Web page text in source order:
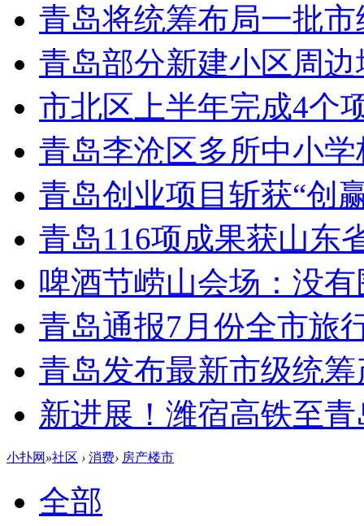
青岛将统筹布局一批市
青岛部分新建小区周
市北区上半年完成4个
青岛李沧区多所中小
青岛创业项目斩获“创
青岛116项成果获山东
啤酒节崂山会场：没有
青岛通报7月份全市旅
青岛发布最新市级统
新进展！潍宿高铁至
小扑网 »社区 › 消费› 房产楼市
全部